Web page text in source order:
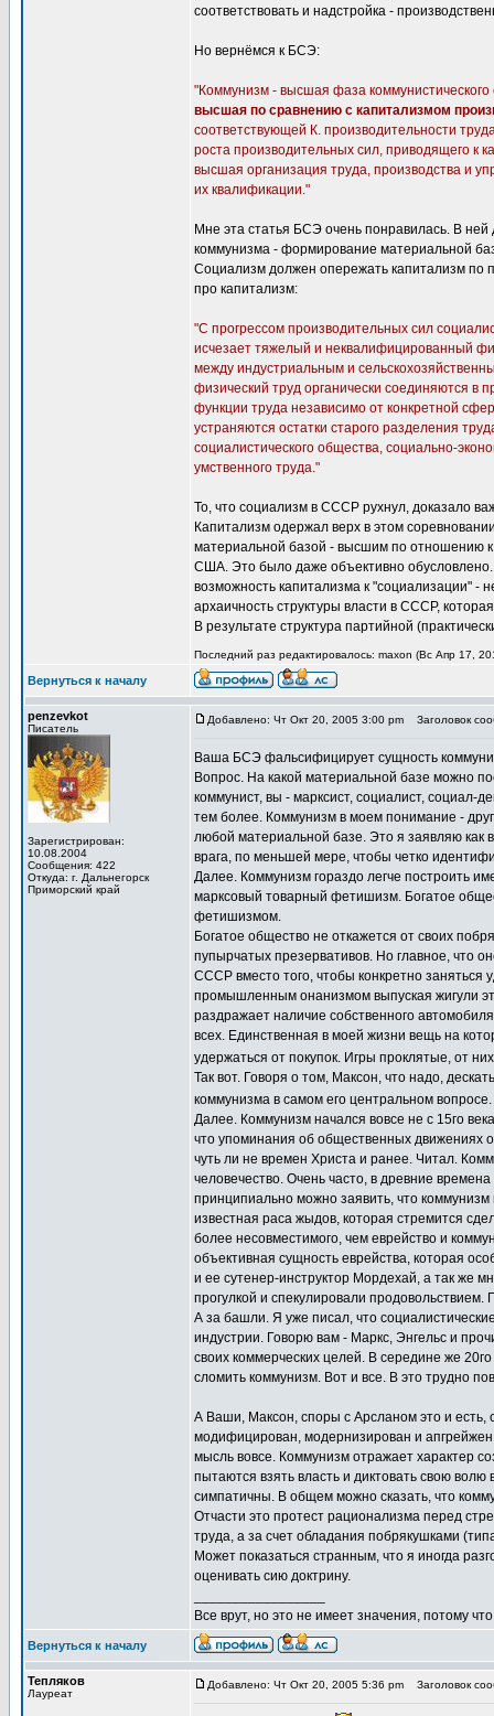
соответствовать и надстройка -
Но вернёмся к БСЭ:
"Коммунизм - высшая фаза
высшая по сравнению с капитализмом
соответствующей К. производительности
роста производительных сил, приводящего к
высшая организация труда, производства и
их квалификации."
Мне эта статья БСЭ очень понравилась. В
коммунизма - формирование материальной
Социализм должен опережать капитализм по
про капитализм:
"С прогрессом производительных сил
исчезает тяжелый и неквалифицированный
между индустриальным и
физический труд органически соединяются в
функции труда независимо от конкретной
устраняются остатки старого разделения
социалистического общества, социально-
умственного труда."
То, что социализм в СССР рухнул, доказало
Капитализм одержал верх в этом
материальной базой - высшим по отношению
США. Это было даже объективно
возможность капитализма к "социализации" -
архаичность структуры власти в СССР,
В результате структура партийной
Последний раз редактировалось: maxon (Вс Апр 17,
Вернуться к началу
penzevkot
Писатель
Зарегистрирован:
10.08.2004
Сообщения: 422
Откуда: г. Дальнегорск
Приморский край
Добавлено: Чт Окт 20, 2005 3:00 pm Заголовок
Ваша БСЭ фальсифицирует сущность
Вопрос. На какой материальной базе можно
коммунист, вы - марксист, социалист, социал-
тем более. Коммунизм в моем понимание -
любой материальной базе. Это я заявляю как
врага, по меньшей мере, чтобы четко
Далее. Коммунизм гораздо легче построить
марксовый товарный фетишизм. Богатое
фетишизмом.
Богатое общество не откажется от своих
пупырчатых презервативов. Но главное, что
СССР вместо того, чтобы конкретно заняться
промышленным онанизмом выпуская жигули
раздражает наличие собственного
всех. Единственная в моей жизни вещь на
удержаться от покупок. Игры проклятые, от
Так вот. Говоря о том, Максон, что надо,
коммунизма в самом его центральном вопросе.
Далее. Коммунизм начался вовсе не с 15го
что упоминания об общественных движениях
чуть ли не времен Христа и ранее. Читал.
человечество. Очень часто, в древние
принципиально можно заявить, что коммунизм
известная раса жыдов, которая стремится
более несовместимого, чем еврейство и
объективная сущность еврейства, которая
и ее сутенер-инструктор Мордехай, а так же
прогулкой и спекулировали продовольствием.
А за башли. Я уже писал, что
индустрии. Говорю вам - Маркс, Энгельс и
своих коммерческих целей. В середине же
сломить коммунизм. Вот и все. В это трудно
А Ваши, Максон, споры с Арсланом это и есть,
модифицирован, модернизирован и
мысль вовсе. Коммунизм отражает характер
пытаются взять власть и диктовать свою
симпатичны. В общем можно сказать, что
Отчасти это протест рационализма перед
труда, а за счет обладания побрякушками
Может показаться странным, что я иногда
оценивать сию доктрину.
Все врут, но это не имеет значения, потому
Вернуться к началу
Тепляков
Лауреат
Добавлено: Чт Окт 20, 2005 5:36 pm Заголовок